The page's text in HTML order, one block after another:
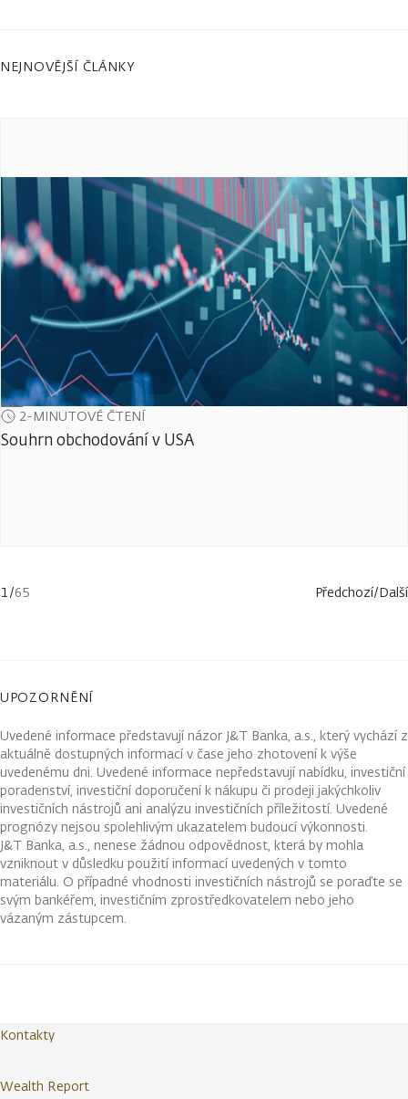
NEJNOVĚJŠÍ ČLÁNKY
2-MINUTOVÉ ČTENÍ
Souhrn obchodování v USA
1/65 Předchozí/Další
UPOZORNĚNÍ
Uvedené informace představují názor J&T Banka, a.s., který vychází z
aktuálně dostupných informací v čase jeho zhotovení k výše
uvedenému dni. Uvedené informace nepředstavují nabídku, investiční
poradenství, investiční doporučení k nákupu či prodeji jakýchkoliv
investičních nástrojů ani analýzu investičních příležitostí. Uvedené
prognózy nejsou spolehlivým ukazatelem budoucí výkonnosti.
J&T Banka, a.s., nenese žádnou odpovědnost, která by mohla
vzniknout v důsledku použití informací uvedených v tomto
materiálu. O případné vhodnosti investičních nástrojů se poraďte se
svým bankéřem, investičním zprostředkovatelem nebo jeho
vázaným zástupcem.
Kontakty
Wealth Report